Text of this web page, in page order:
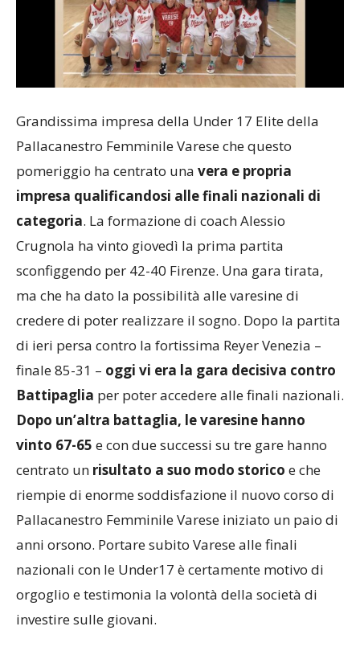
Grandissima impresa della Under 17 Elite della
Pallacanestro Femminile Varese che questo
pomeriggio ha centrato una vera e propria
impresa qualificandosi alle finali nazionali di
categoria. La formazione di coach Alessio
Crugnola ha vinto giovedì la prima partita
sconfiggendo per 42-40 Firenze. Una gara tirata,
ma che ha dato la possibilità alle varesine di
credere di poter realizzare il sogno. Dopo la partita
di ieri persa contro la fortissima Reyer Venezia –
finale 85-31 – oggi vi era la gara decisiva contro
Battipaglia per poter accedere alle finali nazionali.
Dopo un’altra battaglia, le varesine hanno
vinto 67-65 e con due successi su tre gare hanno
centrato un risultato a suo modo storico e che
riempie di enorme soddisfazione il nuovo corso di
Pallacanestro Femminile Varese iniziato un paio di
anni orsono. Portare subito Varese alle finali
nazionali con le Under17 è certamente motivo di
orgoglio e testimonia la volontà della società di
investire sulle giovani.